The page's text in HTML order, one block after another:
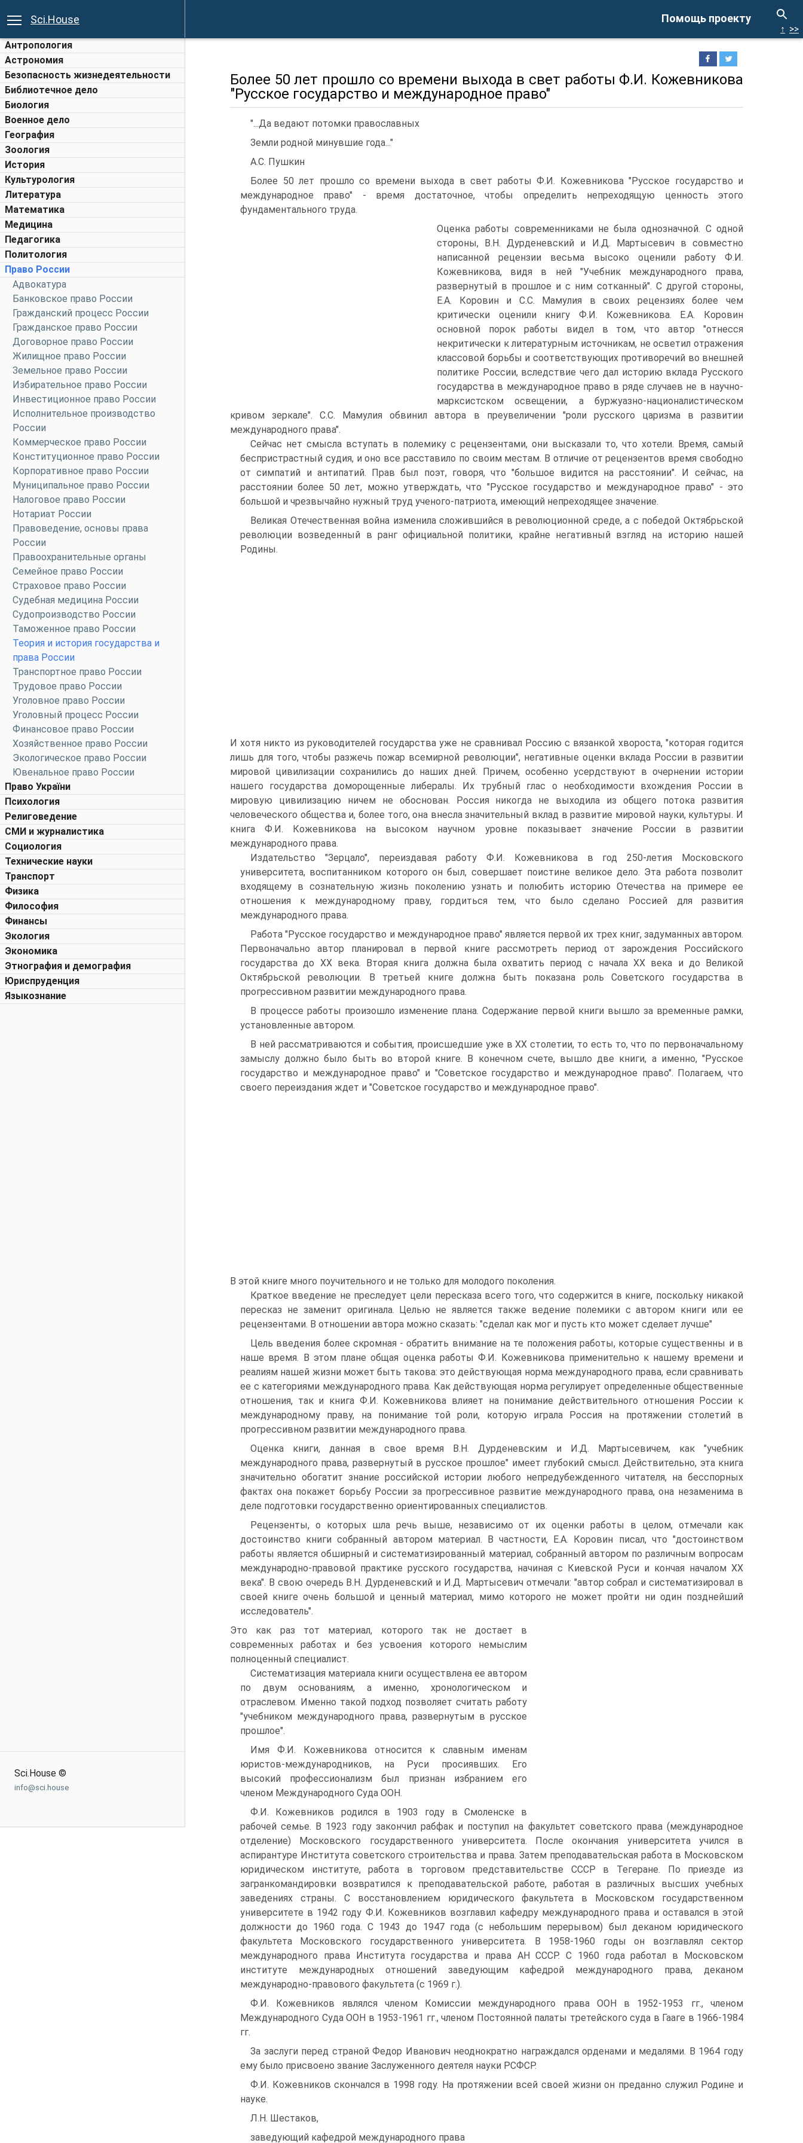
Помощь проекту
Sci.House
Антропология
Астрономия
Безопасность жизнедеятельности
Библиотечное дело
Биология
Военное дело
География
Зоология
История
Культурология
Литература
Математика
Медицина
Педагогика
Политология
Право России
Адвокатура
Банковское право России
Гражданский процесс России
Гражданское право России
Договорное право России
Жилищное право России
Земельное право России
Избирательное право России
Инвестиционное право России
Исполнительное производство
России
Коммерческое право России
Конституционное право России
Корпоративное право России
Муниципальное право России
Налоговое право России
Нотариат России
Правоведение, основы права
России
Правоохранительные органы
Семейное право России
Страховое право России
Судебная медицина России
Судопроизводство России
Таможенное право России
Теория и история государства и
права России
Транспортное право России
Трудовое право России
Уголовное право России
Уголовный процесс России
Финансовое право России
Хозяйственное право России
Экологическое право России
Ювенальное право России
Право України
Психология
Религоведение
СМИ и журналистика
Социология
Технические науки
Транспорт
Физика
Философия
Финансы
Экология
Экономика
Этнография и демография
Юриспруденция
Языкознание
Sci.House ©
info@sci.house
↑ >>
Более 50 лет прошло со времени выхода в свет работы Ф.И. Кожевникова
"Русское государство и международное право"
"...Да ведают потомки православных
Земли родной минувшие года..."
А.С. Пушкин
Более 50 лет прошло со времени выхода в свет работы Ф.И. Кожевникова "Русское государство и
международное право" - время достаточное, чтобы определить непреходящую ценность этого
фундаментального труда.
Оценка работы современниками не была однозначной. С одной
стороны, В.Н. Дурденевский и И.Д. Мартысевич в совместно
написанной рецензии весьма высоко оценили работу Ф.И.
Кожевникова, видя в ней "Учебник международного права,
развернутый в прошлое и с ним сотканный". С другой стороны,
Е.А. Коровин и С.С. Мамулия в своих рецензиях более чем
критически оценили книгу Ф.И. Кожевникова. Е.А. Коровин
основной порок работы видел в том, что автор "отнесся
некритически к литературным источникам, не осветил отражения
классовой борьбы и соответствующих противоречий во внешней
политике России, вследствие чего дал историю вклада Русского
государства в международное право в ряде случаев не в научно-
марксистском освещении, а буржуазно-националистическом
кривом зеркале". С.С. Мамулия обвинил автора в преувеличении "роли русского царизма в развитии
международного права".
Сейчас нет смысла вступать в полемику с рецензентами, они высказали то, что хотели. Время, самый
беспристрастный судия, и оно все расставило по своим местам. В отличие от рецензентов время свободно
от симпатий и антипатий. Прав был поэт, говоря, что "большое видится на расстоянии". И сейчас, на
расстоянии более 50 лет, можно утверждать, что "Русское государство и международное право" - это
большой и чрезвычайно нужный труд ученого-патриота, имеющий непреходящее значение.
Великая Отечественная война изменила сложившийся в революционной среде, а с победой Октябрьской
революции возведенный в ранг официальной политики, крайне негативный взгляд на историю нашей
Родины.
И хотя никто из руководителей государства уже не сравнивал Россию с вязанкой хвороста, "которая годится
лишь для того, чтобы разжечь пожар всемирной революции", негативные оценки вклада России в развитии
мировой цивилизации сохранились до наших дней. Причем, особенно усердствуют в очернении истории
нашего государства доморощенные либералы. Их трубный глас о необходимости вхождения России в
мировую цивилизацию ничем не обоснован. Россия никогда не выходила из общего потока развития
человеческого общества и, более того, она внесла значительный вклад в развитие мировой науки, культуры. И
книга Ф.И. Кожевникова на высоком научном уровне показывает значение России в развитии
международного права.
Издательство "Зерцало", переиздавая работу Ф.И. Кожевникова в год 250-летия Московского
университета, воспитанником которого он был, совершает поистине великое дело. Эта работа позволит
входящему в сознательную жизнь поколению узнать и полюбить историю Отечества на примере ее
отношения к международному праву, гордиться тем, что было сделано Россией для развития
международного права.
Работа "Русское государство и международное право" является первой их трех книг, задуманных автором.
Первоначально автор планировал в первой книге рассмотреть период от зарождения Российского
государства до ХХ века. Вторая книга должна была охватить период с начала ХХ века и до Великой
Октябрьской революции. В третьей книге должна быть показана роль Советского государства в
прогрессивном развитии международного права.
В процессе работы произошло изменение плана. Содержание первой книги вышло за временные рамки,
установленные автором.
В ней рассматриваются и события, происшедшие уже в ХХ столетии, то есть то, что по первоначальному
замыслу должно было быть во второй книге. В конечном счете, вышло две книги, а именно, "Русское
государство и международное право" и "Советское государство и международное право". Полагаем, что
своего переиздания ждет и "Советское государство и международное право".
В этой книге много поучительного и не только для молодого поколения.
Краткое введение не преследует цели пересказа всего того, что содержится в книге, поскольку никакой
пересказ не заменит оригинала. Целью не является также ведение полемики с автором книги или ее
рецензентами. В отношении автора можно сказать: "сделал как мог и пусть кто может сделает лучше"
Цель введения более скромная - обратить внимание на те положения работы, которые существенны и в
наше время. В этом плане общая оценка работы Ф.И. Кожевникова применительно к нашему времени и
реалиям нашей жизни может быть такова: это действующая норма международного права, если сравнивать
ее с категориями международного права. Как действующая норма регулирует определенные общественные
отношения, так и книга Ф.И. Кожевникова влияет на понимание действительного отношения России к
международному праву, на понимание той роли, которую играла Россия на протяжении столетий в
прогрессивном развитии международного права.
Оценка книги, данная в свое время В.Н. Дурденевским и И.Д. Мартысевичем, как "учебник
международного права, развернутый в русское прошлое" имеет глубокий смысл. Действительно, эта книга
значительно обогатит знание российской истории любого непредубежденного читателя, на бесспорных
фактах она покажет борьбу России за прогрессивное развитие международного права, она незаменима в
деле подготовки государственно ориентированных специалистов.
Рецензенты, о которых шла речь выше, независимо от их оценки работы в целом, отмечали как
достоинство книги собранный автором материал. В частности, Е.А. Коровин писал, что "достоинством
работы является обширный и систематизированный материал, собранный автором по различным вопросам
международно-правовой практике русского государства, начиная с Киевской Руси и кончая началом ХХ
века". В свою очередь В.Н. Дурденевский и И.Д. Мартысевич отмечали: "автор собрал и систематизировал в
своей книге очень большой и ценный материал, мимо которого не может пройти ни один позднейший
исследователь".
Это как раз тот материал, которого так не достает в
современных работах и без усвоения которого немыслим
полноценный специалист.
Систематизация материала книги осуществлена ее автором
по двум основаниям, а именно, хронологическом и
отраслевом. Именно такой подход позволяет считать работу
"учебником международного права, развернутым в русское
прошлое".
Имя Ф.И. Кожевникова относится к славным именам
юристов-международников, на Руси просиявших. Его
высокий профессионализм был признан избранием его
членом Международного Суда ООН.
Ф.И. Кожевников родился в 1903 году в Смоленске в
рабочей семье. В 1923 году закончил рабфак и поступил на факультет советского права (международное
отделение) Московского государственного университета. После окончания университета учился в
аспирантуре Института советского строительства и права. Затем преподавательская работа в Московском
юридическом институте, работа в торговом представительстве СССР в Тегеране. По приезде из
загранкомандировки возвратился к преподавательской работе, работая в различных высших учебных
заведениях страны. С восстановлением юридического факультета в Московском государственном
университете в 1942 году Ф.И. Кожевников возглавил кафедру международного права и оставался в этой
должности до 1960 года. С 1943 до 1947 года (с небольшим перерывом) был деканом юридического
факультета Московского государственного университета. В 1958-1960 годы он возглавлял сектор
международного права Института государства и права АН СССР. С 1960 года работал в Московском
институте международных отношений заведующим кафедрой международного права, деканом
международно-правового факультета (с 1969 г.).
Ф.И. Кожевников являлся членом Комиссии международного права ООН в 1952-1953 гг., членом
Международного Суда ООН в 1953-1961 гг., членом Постоянной палаты третейского суда в Гааге в 1966-1984
гг.
За заслуги перед страной Федор Иванович неоднократно награждался орденами и медалями. В 1964 году
ему было присвоено звание Заслуженного деятеля науки РСФСР.
Ф.И. Кожевников скончался в 1998 году. На протяжении всей своей жизни он преданно служил Родине и
науке.
Л.Н. Шестаков,
заведующий кафедрой международного права